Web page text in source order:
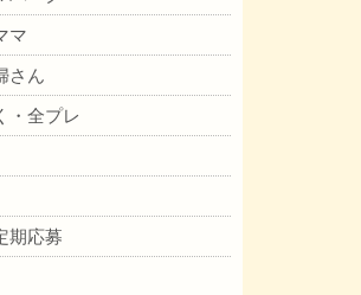
マ
さん
・全プレ
期応募